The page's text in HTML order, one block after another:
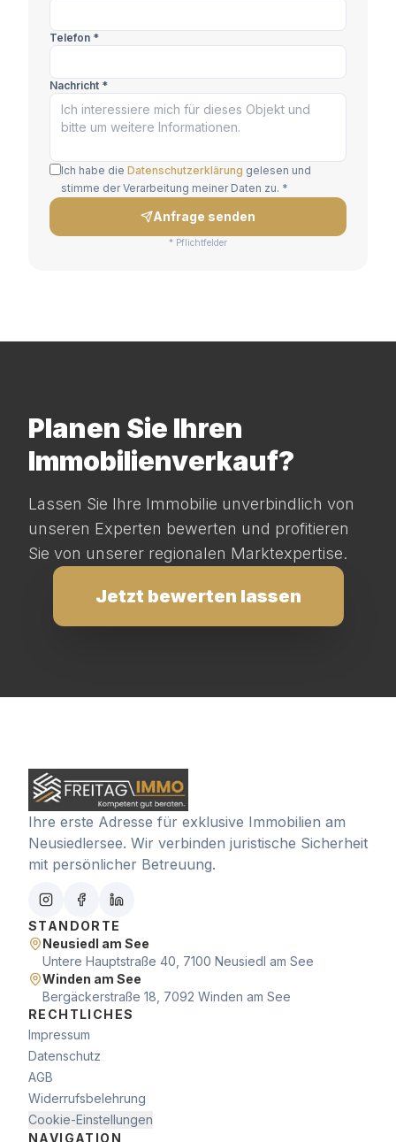
Telefon *
Nachricht *
Ich habe die Datenschutzerklärung gelesen und
stimme der Verarbeitung meiner Daten zu. *
Anfrage senden
* Pflichtfelder
Planen Sie Ihren
Immobilienverkauf?
Lassen Sie Ihre Immobilie unverbindlich von
unseren Experten bewerten und profitieren
Sie von unserer regionalen Marktexpertise.
Jetzt bewerten lassen
Ihre erste Adresse für exklusive Immobilien am
Neusiedlersee. Wir verbinden juristische Sicherheit
mit persönlicher Betreuung.
STANDORTE
Neusiedl am See
Untere Hauptstraße 40, 7100 Neusiedl am See
Winden am See
Bergäckerstraße 18, 7092 Winden am See
RECHTLICHES
Impressum
Datenschutz
AGB
Widerrufsbelehrung
Cookie-Einstellungen
NAVIGATION